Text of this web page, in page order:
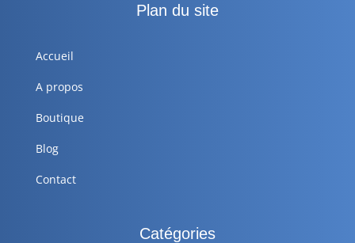
Plan du site
Accueil
A propos
Boutique
Blog
Contact
Catégories